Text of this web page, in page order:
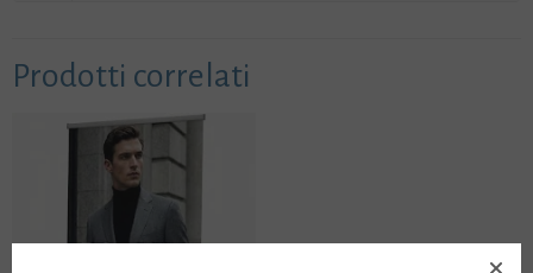
Prodotti correlati